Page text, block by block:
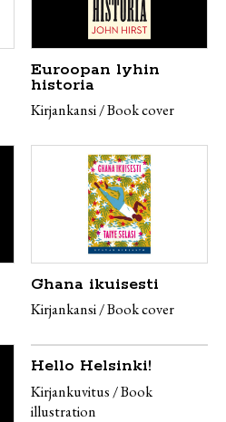
Euroopan lyhin
historia
Kirjankansi / Book cover
Ghana ikuisesti
Kirjankansi / Book cover
Hello Helsinki!
Kirjankuvitus / Book
illustration